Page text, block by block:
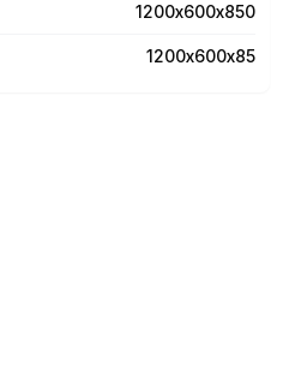
1200х600х850
1200х600х85